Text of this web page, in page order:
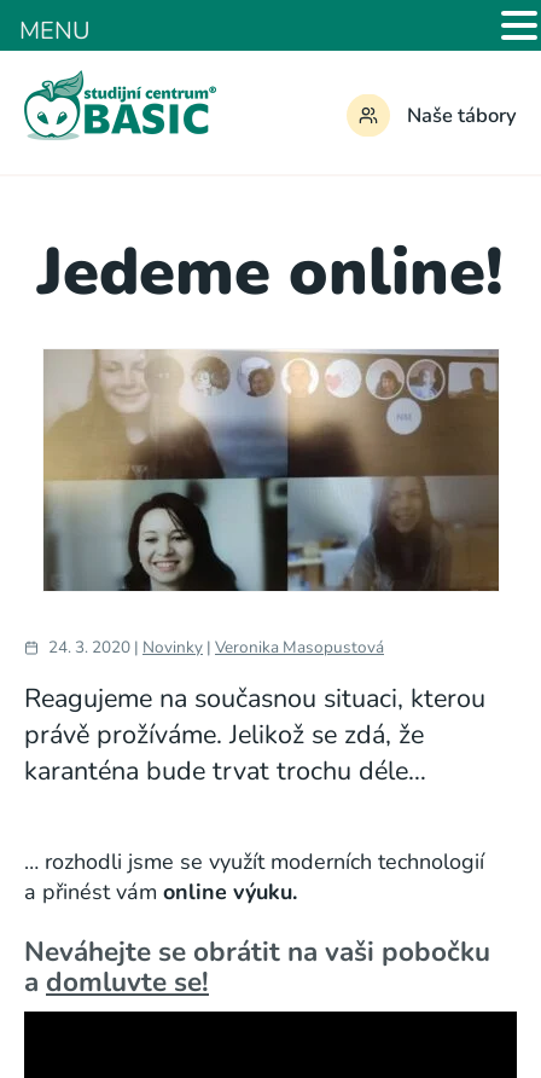
Naše tábory
Jedeme online!
24. 3. 2020 | Novinky | Veronika Masopustová
Reagujeme na současnou situaci, kterou
právě prožíváme. Jelikož se zdá, že
karanténa bude trvat trochu déle…
… rozhodli jsme se využít moderních technologií
a přinést vám online výuku.
Neváhejte se obrátit na vaši pobočku
a domluvte se!
MENU